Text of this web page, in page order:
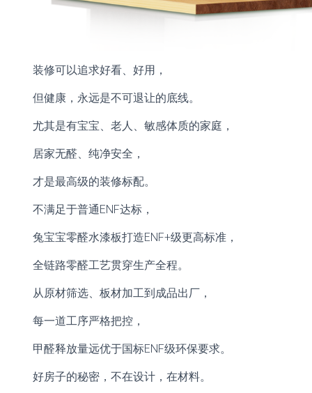
装修可以追求好看、好用，
但健康，永远是不可退让的底线。
尤其是有宝宝、老人、敏感体质的家庭，
居家无醛、纯净安全，
才是最高级的装修标配。
不满足于普通ENF达标，
兔宝宝零醛水漆板打造ENF+级更高标准，
全链路零醛工艺贯穿生产全程。
从原材筛选、板材加工到成品出厂，
每一道工序严格把控，
甲醛释放量远优于国标ENF级环保要求。
好房子的秘密，不在设计，在材料。